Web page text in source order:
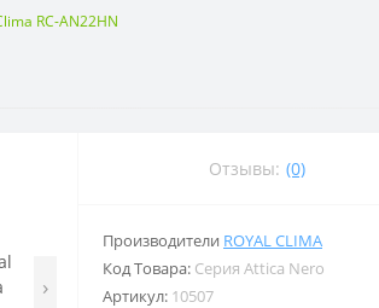
RC-AN22HN
›
Отзывы: (0)
Производители ROYAL CLIMA
Код Товара: Серия Attica Nero
Артикул: 10507